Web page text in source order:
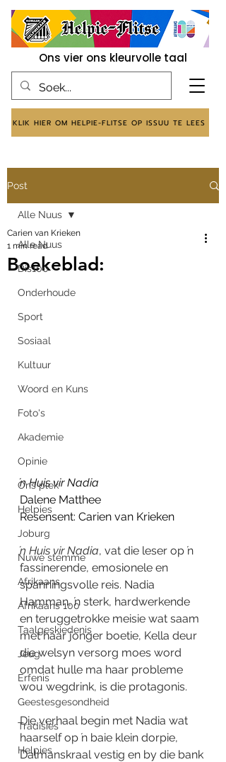
KLIK HIER OM HELPIE-FLITSE OP ISSUU TE LEES
Ons vier ons kleurvolle taal
Post
Alle Nuus
Dis100
Onderhoude
Sport
Sosiaal
Kultuur
Woord en Kuns
Foto's
Akademie
Opinie
Ons plek
Helpies
Joburg
Nuwe stemme
Afrikaans
Afrikaans 100
Taalgeskiedenis
Jeug
Erfenis
Geestesgesondheid
Tradisies
Helpies
Alle Nuus
Boekeblad:
Carien van Krieken
1 min read
ŉ Huis vir Nadia
Dalene Matthee
Resensent: Carien van Krieken
ŉ Huis vir Nadia, vat die leser op ŉ
fassinerende, emosionele en
spanningsvolle reis. Nadia
Hamman, ŉ sterk, hardwerkende
en teruggetrokke meisie wat saam
met haar jonger boetie, Kella deur
die welsyn versorg moes word
omdat hulle ma haar probleme
wou wegdrink, is die protagonis.
Die verhaal begin met Nadia wat
haarself op ŉ baie klein dorpie,
Dalmanskraal vestig en by die bank